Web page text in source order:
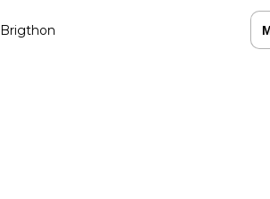
Brigthon